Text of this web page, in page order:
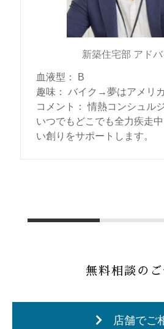
新築住宅部 アド
血液型 ：
B
趣味 ：
バイク→夢はアメリ
コメント
： 情熱コンシュル
いつでもどこでも全力疾走
い創りをサポートします。
無料相談の
店舗でご